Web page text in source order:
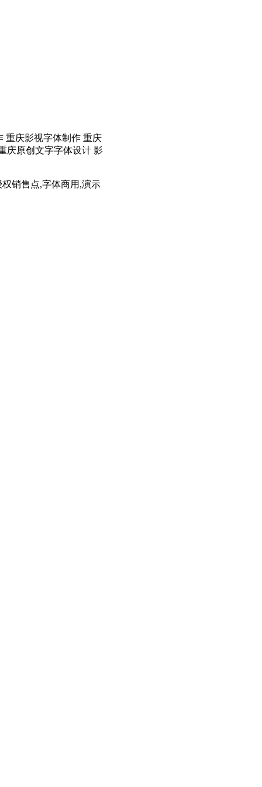
重庆影视字体制作 重庆
庆原创文字字体设计 影